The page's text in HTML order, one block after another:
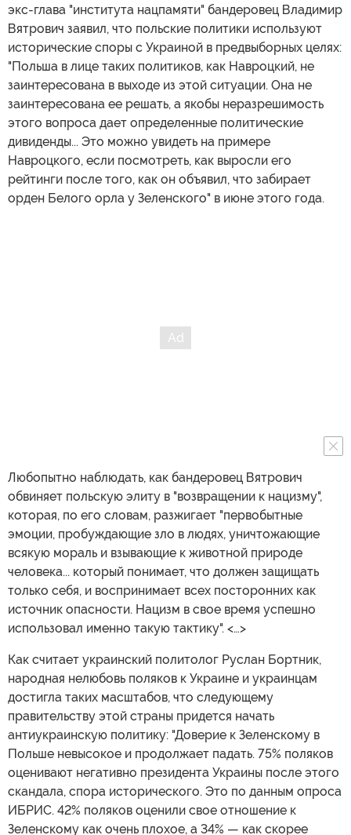
экс-глава "института нацпамяти" бандеровец Владимир
Вятрович заявил, что польские политики используют
исторические споры с Украиной в предвыборных целях:
"Польша в лице таких политиков, как Навроцкий, не
заинтересована в выходе из этой ситуации. Она не
заинтересована ее решать, а якобы неразрешимость
этого вопроса дает определенные политические
дивиденды... Это можно увидеть на примере
Навроцкого, если посмотреть, как выросли его
рейтинги после того, как он объявил, что забирает
орден Белого орла у Зеленского" в июне этого года.
Любопытно наблюдать, как бандеровец Вятрович
обвиняет польскую элиту в "возвращении к нацизму",
которая, по его словам, разжигает "первобытные
эмоции, пробуждающие зло в людях, уничтожающие
всякую мораль и взывающие к животной природе
человека... который понимает, что должен защищать
только себя, и воспринимает всех посторонних как
источник опасности. Нацизм в свое время успешно
использовал именно такую тактику". <…>
Как считает украинский политолог Руслан Бортник,
народная нелюбовь поляков к Украине и украинцам
достигла таких масштабов, что следующему
правительству этой страны придется начать
антиукраинскую политику: "Доверие к Зеленскому в
Польше невысокое и продолжает падать. 75% поляков
оценивают негативно президента Украины после этого
скандала, спора исторического. Это по данным опроса
ИБРИС. 42% поляков оценили свое отношение к
Зеленскому как очень плохое, а 34% — как скорее